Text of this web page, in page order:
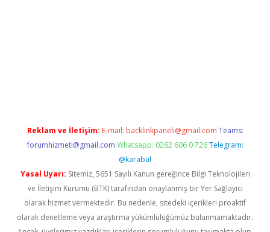
Reklam ve İletişim: E-mail: backlinkpaneli@gmail.com Teams:
forumhizmeti@gmail.com Whatsapp: 0262 606 0 726 Telegram:
@karabul
Yasal Uyarı: Sitemiz, 5651 Sayılı Kanun gereğince Bilgi Teknolojileri
ve İletişim Kurumu (BTK) tarafından onaylanmış bir Yer Sağlayıcı
olarak hizmet vermektedir. Bu nedenle, sitedeki içerikleri proaktif
olarak denetleme veya araştırma yükümlülüğümüz bulunmamaktadır.